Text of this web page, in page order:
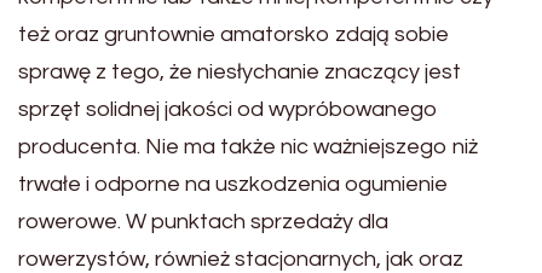
też oraz gruntownie amatorsko zdają sobie
sprawę z tego, że niesłychanie znaczący jest
sprzęt solidnej jakości od wypróbowanego
producenta. Nie ma także nic ważniejszego niż
trwałe i odporne na uszkodzenia ogumienie
rowerowe. W punktach sprzedaży dla
rowerzystów, również stacjonarnych, jak oraz